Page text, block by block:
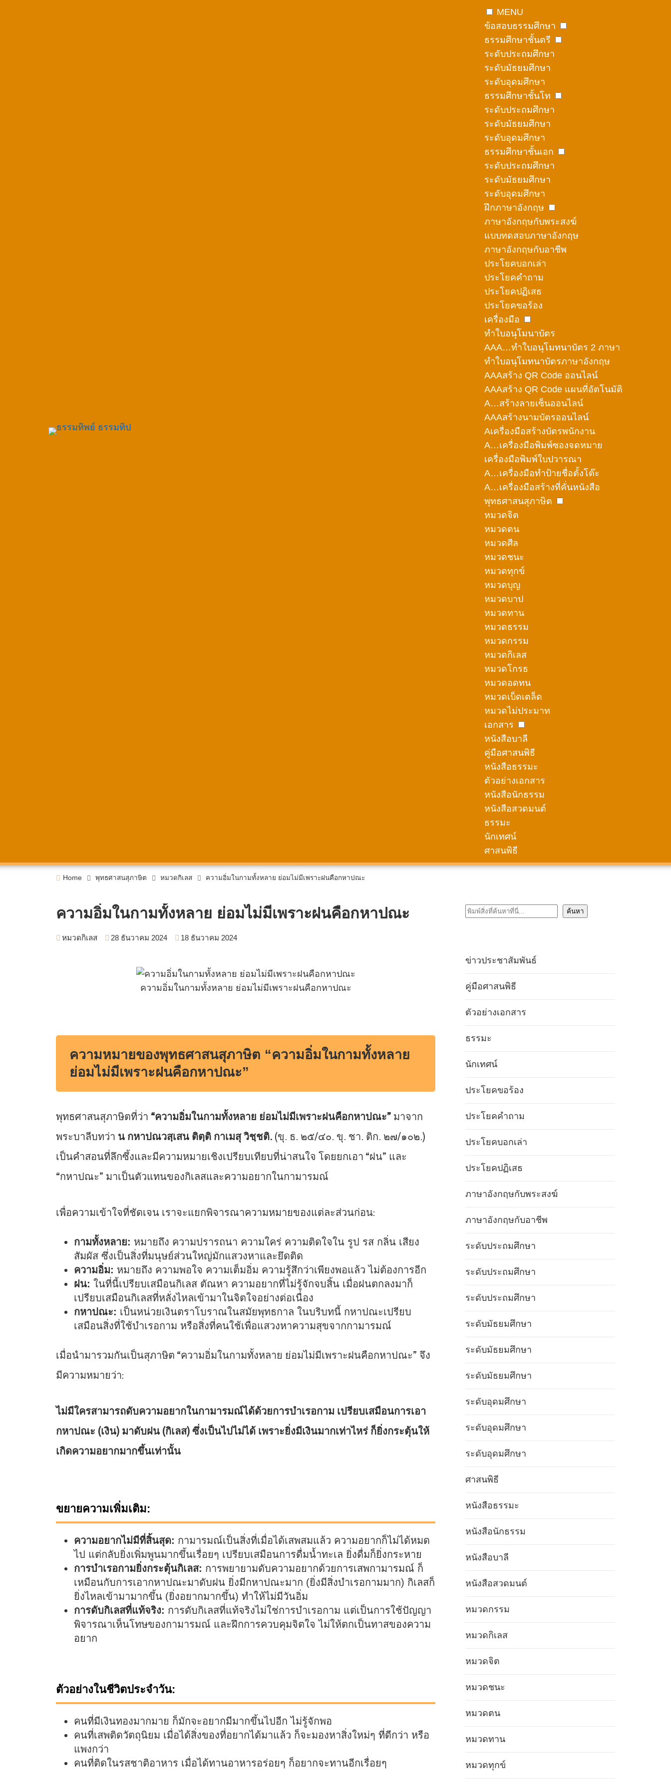
MENU
ข้อสอบธรรมศึกษา
ธรรมศึกษาชั้นตรี
ระดับประถมศึกษา
ระดับมัธยมศึกษา
ระดับอุดมศึกษา
ธรรมศึกษาชั้นโท
ระดับประถมศึกษา
ระดับมัธยมศึกษา
ระดับอุดมศึกษา
ธรรมศึกษาชั้นเอก
ระดับประถมศึกษา
ระดับมัธยมศึกษา
ระดับอุดมศึกษา
ฝึกภาษาอังกฤษ
ภาษาอังกฤษกับพระสงฆ์
แบบทดสอบภาษาอังกฤษ
ภาษาอังกฤษกับอาชีพ
ประโยคบอกเล่า
ประโยคคำถาม
ประโยคปฏิเสธ
ประโยคขอร้อง
เครื่องมือ
ทำใบอนุโมนาบัตร
AAA…ทำใบอนุโมทนาบัตร 2 ภาษา
ทำใบอนุโมทนาบัตรภาษาอังกฤษ
AAAสร้าง QR Code ออนไลน์
AAAสร้าง QR Code แผนที่อัตโนมัติ
A…สร้างลายเซ็นออนไลน์
AAAสร้างนามบัตรออนไลน์
Aเครื่องมือสร้างบัตรพนักงาน
A…เครื่องมือพิมพ์ซองจดหมาย
เครื่องมือพิมพ์ใบปวารณา
A…เครื่องมือทำป้ายชื่อตั้งโต๊ะ
A…เครื่องมือสร้างที่คั่นหนังสือ
พุทธศาสนสุภาษิต
หมวดจิต
หมวดตน
หมวดศีล
หมวดชนะ
หมวดทุกข์
หมวดบุญ
หมวดบาป
หมวดทาน
หมวดธรรม
หมวดกรรม
หมวดกิเลส
หมวดโกรธ
หมวดอดทน
หมวดเบ็ดเตล็ด
หมวดไม่ประมาท
เอกสาร
หนังสือบาลี
คู่มือศาสนพิธี
หนังสือธรรมะ
ตัวอย่างเอกสาร
หนังสือนักธรรม
หนังสือสวดมนต์
ธรรมะ
นักเทศน์
ศาสนพิธี
Home พุทธศาสนสุภาษิต หมวดกิเลส ความอิ่มในกามทั้งหลาย ย่อมไม่มีเพราะฝนคือกหาปณะ
ความอิ่มในกามทั้งหลาย ย่อมไม่มีเพราะฝนคือกหาปณะ
หมวดกิเลส 28 ธันวาคม 2024 18 ธันวาคม 2024
ความอิ่มในกามทั้งหลาย ย่อมไม่มีเพราะฝนคือกหาปณะ
ความหมายของพุทธศาสนสุภาษิต “ความอิ่มในกามทั้งหลาย
ย่อมไม่มีเพราะฝนคือกหาปณะ”
พุทธศาสนสุภาษิตที่ว่า “ความอิ่มในกามทั้งหลาย ย่อมไม่มีเพราะฝนคือกหาปณะ”มาจาก
พระบาลีบทว่า น กหาปณวสฺเสน ติตฺติ กาเมสุ วิชฺชติ.(ขุ. ธ. ๒๕/๔๐. ขุ. ชา. ติก. ๒๗/๑๐๒.)
เป็นคำสอนที่ลึกซึ้งและมีความหมายเชิงเปรียบเทียบที่น่าสนใจ โดยยกเอา “ฝน” และ
“กหาปณะ” มาเป็นตัวแทนของกิเลสและความอยากในกามารมณ์
เพื่อความเข้าใจที่ชัดเจน เราจะแยกพิจารณาความหมายของแต่ละส่วนก่อน:
กามทั้งหลาย: หมายถึง ความปรารถนา ความใคร่ ความติดใจใน รูป รส กลิ่น เสียง
สัมผัส ซึ่งเป็นสิ่งที่มนุษย์ส่วนใหญ่มักแสวงหาและยึดติด
ความอิ่ม: หมายถึง ความพอใจ ความเต็มอิ่ม ความรู้สึกว่าเพียงพอแล้ว ไม่ต้องการอีก
ฝน: ในที่นี้เปรียบเสมือนกิเลส ตัณหา ความอยากที่ไม่รู้จักจบสิ้น เมื่อฝนตกลงมาก็
เปรียบเสมือนกิเลสที่หลั่งไหลเข้ามาในจิตใจอย่างต่อเนื่อง
กหาปณะ: เป็นหน่วยเงินตราโบราณในสมัยพุทธกาล ในบริบทนี้ กหาปณะเปรียบ
เสมือนสิ่งที่ใช้บำเรอกาม หรือสิ่งที่คนใช้เพื่อแสวงหาความสุขจากกามารมณ์
เมื่อนำมารวมกันเป็นสุภาษิต “ความอิ่มในกามทั้งหลาย ย่อมไม่มีเพราะฝนคือกหาปณะ” จึง
มีความหมายว่า:
ไม่มีใครสามารถดับความอยากในกามารมณ์ได้ด้วยการบำเรอกาม เปรียบเสมือนการเอา
กหาปณะ (เงิน) มาดับฝน (กิเลส) ซึ่งเป็นไปไม่ได้ เพราะยิ่งมีเงินมากเท่าไหร่ ก็ยิ่งกระตุ้นให้
เกิดความอยากมากขึ้นเท่านั้น
ขยายความเพิ่มเติม:
ความอยากไม่มีที่สิ้นสุด: กามารมณ์เป็นสิ่งที่เมื่อได้เสพสมแล้ว ความอยากก็ไม่ได้หมด
ไป แต่กลับยิ่งเพิ่มพูนมากขึ้นเรื่อยๆ เปรียบเสมือนการดื่มน้ำทะเล ยิ่งดื่มก็ยิ่งกระหาย
การบำเรอกามยิ่งกระตุ้นกิเลส: การพยายามดับความอยากด้วยการเสพกามารมณ์ ก็
เหมือนกับการเอากหาปณะมาดับฝน ยิ่งมีกหาปณะมาก (ยิ่งมีสิ่งบำเรอกามมาก) กิเลสก็
ยิ่งไหลเข้ามามากขึ้น (ยิ่งอยากมากขึ้น) ทำให้ไม่มีวันอิ่ม
การดับกิเลสที่แท้จริง: การดับกิเลสที่แท้จริงไม่ใช่การบำเรอกาม แต่เป็นการใช้ปัญญา
พิจารณาเห็นโทษของกามารมณ์ และฝึกการควบคุมจิตใจ ไม่ให้ตกเป็นทาสของความ
อยาก
ตัวอย่างในชีวิตประจำวัน:
คนที่มีเงินทองมากมาย ก็มักจะอยากมีมากขึ้นไปอีก ไม่รู้จักพอ
คนที่เสพติดวัตถุนิยม เมื่อได้สิ่งของที่อยากได้มาแล้ว ก็จะมองหาสิ่งใหม่ๆ ที่ดีกว่า หรือ
แพงกว่า
คนที่ติดในรสชาติอาหาร เมื่อได้ทานอาหารอร่อยๆ ก็อยากจะทานอีกเรื่อยๆ
ค้นหา ค้นหา
ข่าวประชาสัมพันธ์
คู่มือศาสนพิธี
ตัวอย่างเอกสาร
ธรรมะ
นักเทศน์
ประโยคขอร้อง
ประโยคคำถาม
ประโยคบอกเล่า
ประโยคปฏิเสธ
ภาษาอังกฤษกับพระสงฆ์
ภาษาอังกฤษกับอาชีพ
ระดับประถมศึกษา
ระดับประถมศึกษา
ระดับประถมศึกษา
ระดับมัธยมศึกษา
ระดับมัธยมศึกษา
ระดับมัธยมศึกษา
ระดับอุดมศึกษา
ระดับอุดมศึกษา
ระดับอุดมศึกษา
ศาสนพิธี
หนังสือธรรมะ
หนังสือนักธรรม
หนังสือบาลี
หนังสือสวดมนต์
หมวดกรรม
หมวดกิเลส
หมวดจิต
หมวดชนะ
หมวดตน
หมวดทาน
หมวดทุกข์